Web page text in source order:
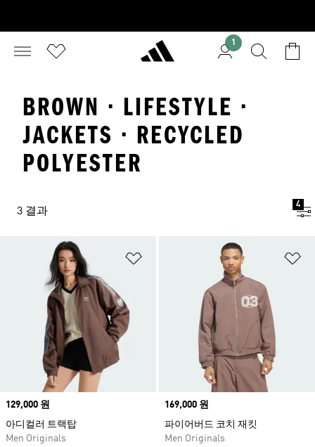
1
BROWN · LIFESTYLE ·
JACKETS · RECYCLED
POLYESTER
3 결과
4
위시리스트 담기
Price
129,000 원
아디컬러 트랙탑
Men Originals
Price
169,000 원
파이어버드 코치 재킷
Men Originals